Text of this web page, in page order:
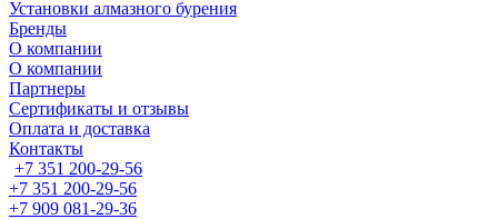
Установки алмазного бурения
Бренды
О компании
О компании
Партнеры
Cертификаты и отзывы
Оплата и доставка
Контакты
+7 351 200-29-56
+7 351 200-29-56
+7 909 081-29-36